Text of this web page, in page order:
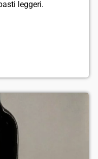
leggeri.